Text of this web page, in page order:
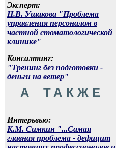
Эксперт:
Н.В. Ушакова "Проблема
управления персоналом в
частной стоматологической
клинике"
Консалтинг:
"Тренинг без подготовки -
деньги на ветер"
А ТАКЖЕ
Интерьвью:
К.М. Симкин "...Самая
главная проблема - дефицит